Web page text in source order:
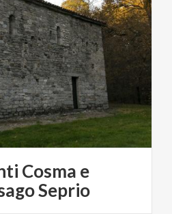
Cosma e
Seprio